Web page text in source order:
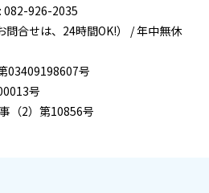
926-2035
合せは、24時間OK!） / 年中無休
03409198607号
号
（2）第10856号